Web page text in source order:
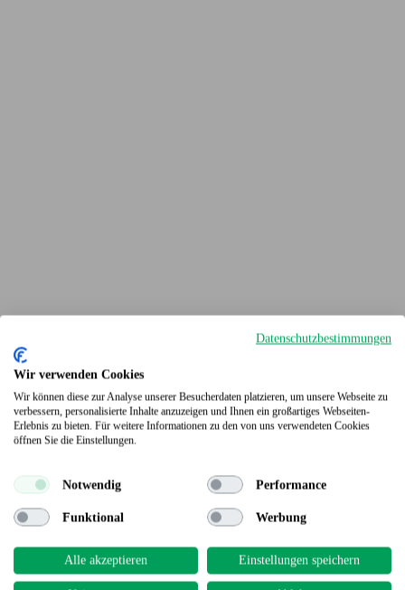
Terrassendielen
Datenschutzbestimmungen
Wir verwenden Cookies
Wir können diese zur Analyse unserer Besucherdaten platzieren, um unsere Webseite zu
verbessern, personalisierte Inhalte anzuzeigen und Ihnen ein großartiges Webseiten-
Erlebnis zu bieten. Für weitere Informationen zu den von uns verwendeten Cookies
öffnen Sie die Einstellungen.
Notwendig Performance
Funktional Werbung
Alle akzeptieren Einstellungen speichern